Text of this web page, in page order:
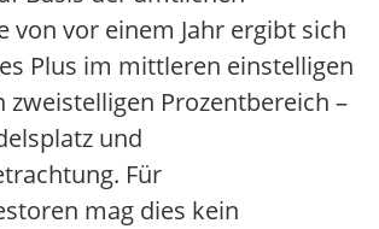
von vor einem Jahr ergibt sich
Plus im mittleren einstelligen
zweistelligen Prozentbereich –
und
Für
mag dies kein